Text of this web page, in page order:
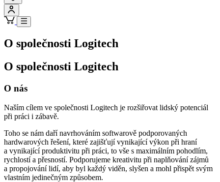
O společnosti Logitech
O společnosti Logitech
O nás
Naším cílem ve společnosti Logitech je rozšiřovat lidský potenciál
při práci i zábavě.
Toho se nám daří navrhováním softwarově podporovaných
hardwarových řešení, které zajišťují vynikající výkon při hraní
a vynikající produktivitu při práci, to vše s maximálním pohodlím,
rychlostí a přesností. Podporujeme kreativitu při naplňování zájmů
a propojování lidí, aby byl každý viděn, slyšen a mohl přispět svým
vlastním jedinečným způsobem.